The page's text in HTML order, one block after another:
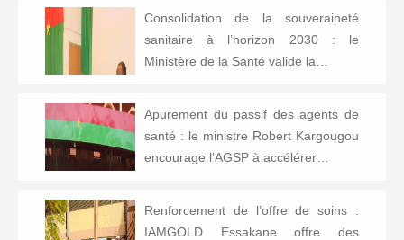
Consolidation de la souveraineté
sanitaire à l’horizon 2030 : le
Ministère de la Santé valide la…
Apurement du passif des agents de
santé : le ministre Robert Kargougou
encourage l’AGSP à accélérer…
Renforcement de l’offre de soins :
IAMGOLD Essakane offre des